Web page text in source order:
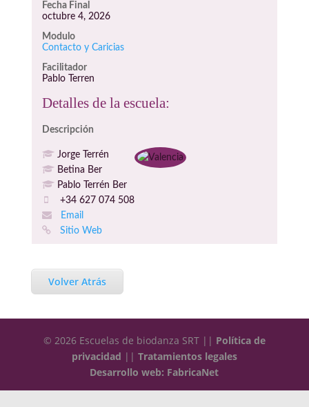
Fecha Final
octubre 4, 2026
Modulo
Contacto y Caricias
Facilitador
Pablo Terren
Detalles de la escuela:
Descripción
Jorge Terrén
Betina Ber
Pablo Terrén Ber
+34 627 074 508
Email
Sitio Web
Volver Atrás
© 2026 Escuelas de biodanza SRT || Política de
privacidad || Tratamientos legales
Desarrollo web: FabricaNet